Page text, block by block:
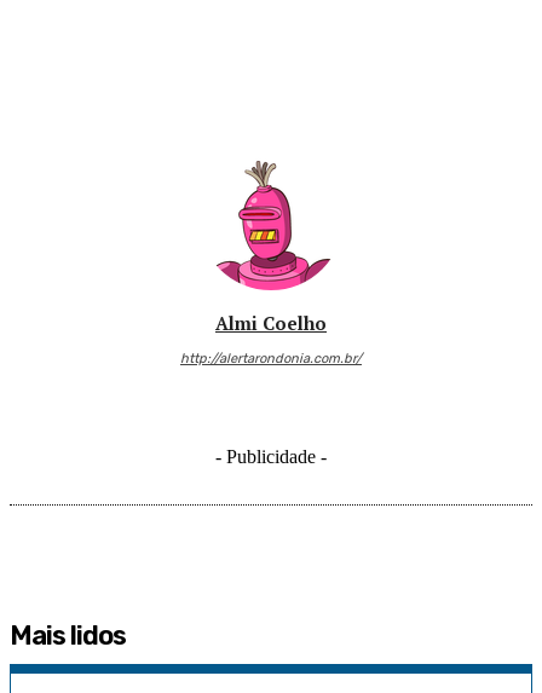
Almi Coelho
http://alertarondonia.com.br/
- Publicidade -
Mais lidos